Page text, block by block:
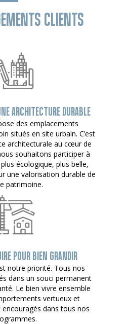
CLIENTS
ARCHITECTURE DURABLE
des emplacements
situés en site urbain. C’est
architecturale au cœur de
souhaitons participer à
écologique, plus belle,
une valorisation durable de
patrimoine.
POUR BIEN GRANDIR
notre priorité. Tous nos
dans un souci permanent
Le bien vivre ensemble
vertueux et
dans tous nos